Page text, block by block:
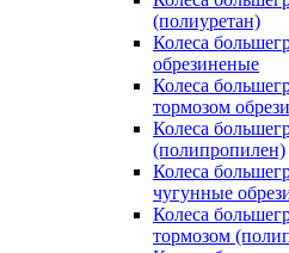
(полиуретан)
Колеса
обрезиненые
Колеса
тормозом
Колеса
(полипропилен)
Колеса
чугунные
Колеса
тормозом